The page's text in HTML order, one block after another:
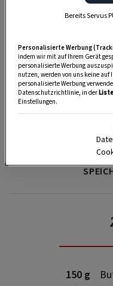
150 g
Bereits Servus
Personalisierte Werbung
indem wir mit auf Ihrem Gerät
personalisierte Werbung
nutzen, werden von uns keine
personalisierte Werbung
Datenschutzrichtlinie, in der
Einstellungen.